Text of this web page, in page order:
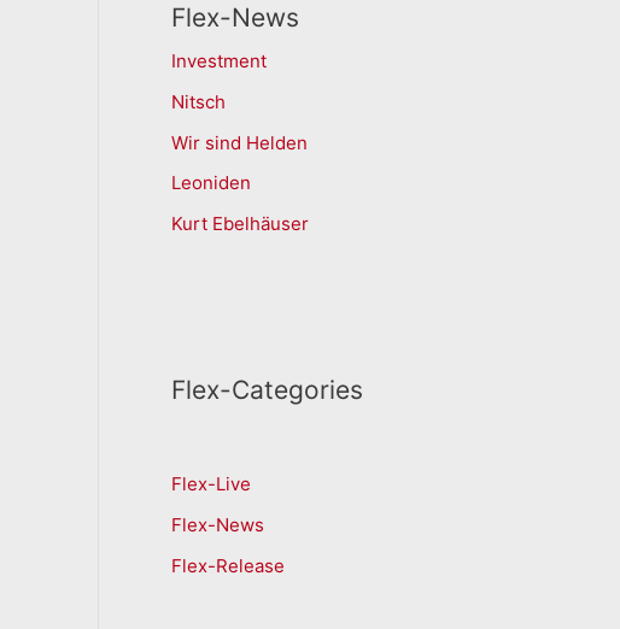
Flex-News
Investment
Nitsch
Wir sind Helden
Leoniden
Kurt Ebelhäuser
Flex-Categories
Flex-Live
Flex-News
Flex-Release